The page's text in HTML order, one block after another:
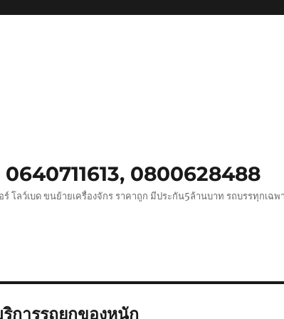
0800628488
โลว์เบด ขนย้ายเครื่องจักร ราคาถูก มีประกัน5ล้านบาท รถบรรทุกเฉพ
การรถยกของหนัก